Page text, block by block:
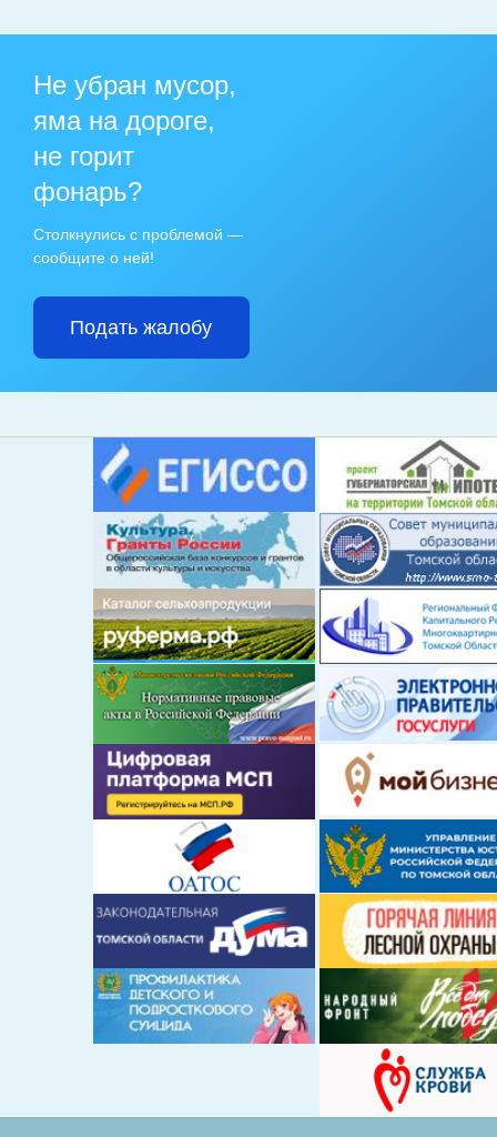
Не убран мусор,
яма на дороге,
не горит
фонарь?
Столкнулись с проблемой —
сообщите о ней!
Подать жалобу